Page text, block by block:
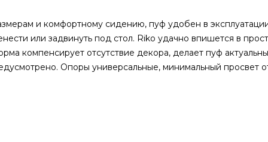
и комфортному сидению, пуф удобен в
или задвинуть под стол. Riko удачно впишется в
компенсирует отсутствие декора, делает пуф
Опоры универсальные, минимальный просвет